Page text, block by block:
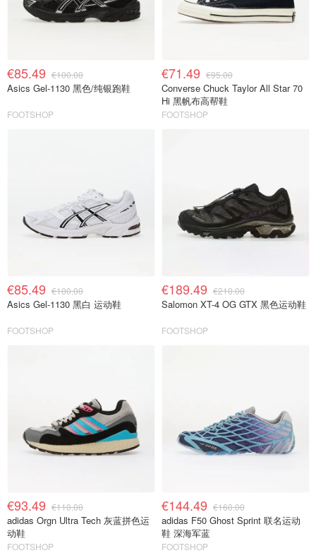
€85.49 €100.00
Asics Gel-1130 黑色/纯银跑鞋
FOOTSHOP
€71.49 €95.00
Converse Chuck Taylor All Star 70
Hi 黑帆布高帮鞋
FOOTSHOP
€85.49 €100.00
Asics Gel-1130 黑白 运动鞋
FOOTSHOP
€189.49 €210.00
Salomon XT-4 OG GTX 黑色运动鞋
FOOTSHOP
€93.49 €110.00
adidas Orgn Ultra Tech 灰蓝拼色运
动鞋
FOOTSHOP
€144.49 €160.00
adidas F50 Ghost Sprint 联名运动
鞋 深海军蓝
FOOTSHOP